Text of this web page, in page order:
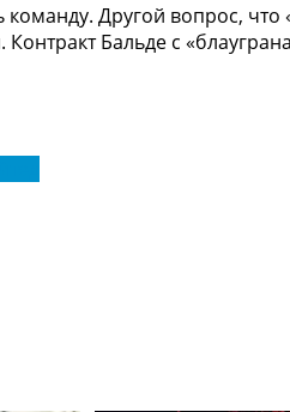
Другой вопрос,
Бальде с